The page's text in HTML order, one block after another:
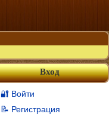
Вход
🔐 Войти
📝 Регистрация